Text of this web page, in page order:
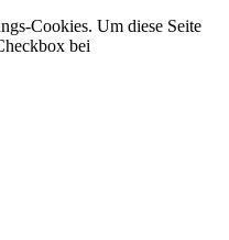
Cookies. Um diese Seite
bei